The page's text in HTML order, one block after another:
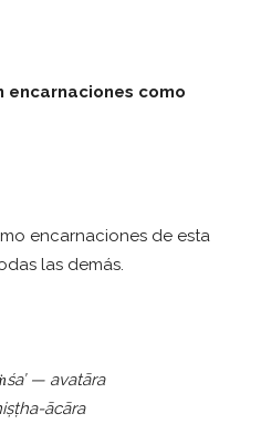
encarnaciones como
encarnaciones de esta
las demás.
— avatāra
ācāra